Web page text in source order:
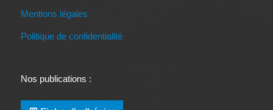
Mentions légales
Politique de confidentialité
Nos publications :